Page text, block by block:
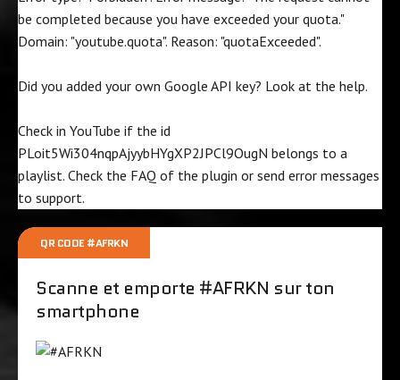
be completed because you have exceeded your quota."
Domain: "youtube.quota". Reason: "quotaExceeded".
Did you added your own Google API key? Look at the help.
Check in YouTube if the id
PLoit5Wi304nqpAjyybHYgXP2JPCl9OugN belongs to a
playlist. Check the FAQ of the plugin or send error messages
to support.
QR CODE #AFRKN
Scanne et emporte #AFRKN sur ton
smartphone